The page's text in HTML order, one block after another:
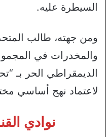
السيطرة عليه.
ومن جهته، طالب
والمخدرات في
الديمقراطي الحر بـ
لاعتماد نهج أساسي
نوادي